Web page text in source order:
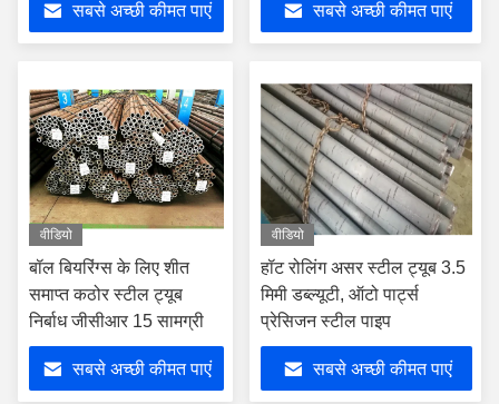
सबसे अच्छी कीमत पाएं सबसे अच्छी कीमत पाएं
वीडियो
बॉल बियरिंग्स के लिए शीत
समाप्त कठोर स्टील ट्यूब
निर्बाध जीसीआर 15 सामग्री
सबसे अच्छी कीमत पाएं
वीडियो
हॉट रोलिंग असर स्टील ट्यूब 3.5
मिमी डब्ल्यूटी, ऑटो पार्ट्स
प्रेसिजन स्टील पाइप
सबसे अच्छी कीमत पाएं